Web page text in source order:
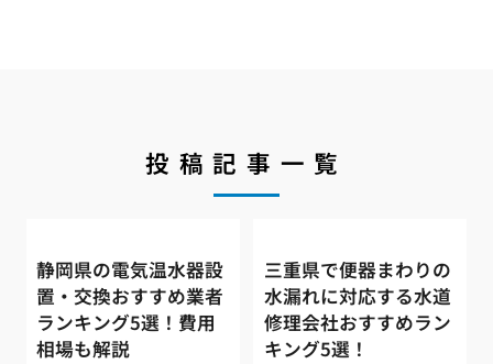
投稿記事一覧
静岡県の電気温水器設
置・交換おすすめ業者
ランキング5選！費用
相場も解説
三重県で便器まわりの
水漏れに対応する水道
修理会社おすすめラン
キング5選！